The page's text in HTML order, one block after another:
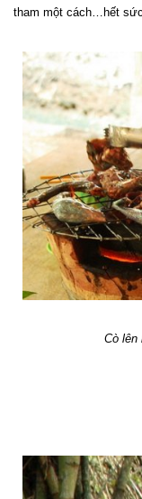
tham một cách…hết
Cò lên